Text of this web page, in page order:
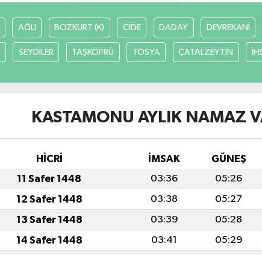
AĞLI BOZKURT (K) CİDE DADAY DEVREKANİ
SEYDİLER TAŞKÖPRÜ TOSYA ÇATALZEYTİN
KASTAMONU AYLIK NAMAZ
HİCRİ İMSAK GÜNEŞ
11 Safer 1448 03:36 05:26
12 Safer 1448 03:38 05:27
13 Safer 1448 03:39 05:28
14 Safer 1448 03:41 05:29